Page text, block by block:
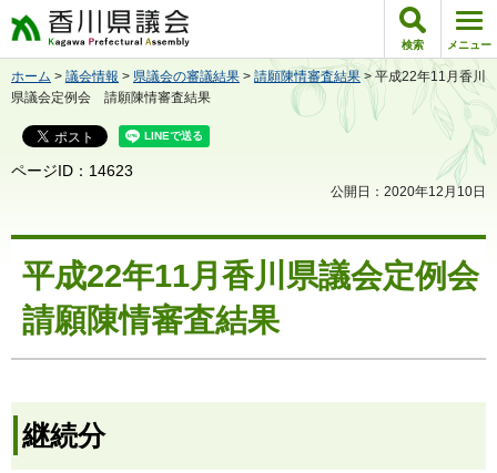
香川県議会 検索 メニュー
ホーム > 議会情報 > 県議会の審議結果 > 請願陳情審査結果 > 平成22年11月香川
県議会定例会 請願陳情審査結果
ページID：14623
公開日：2020年12月10日
平成22年11月香川県議会定例会
請願陳情審査結果
継続分